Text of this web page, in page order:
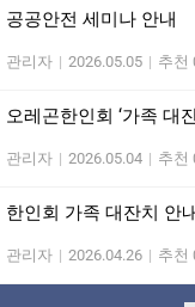
공공안전 세미나 안내
관리자 | 2026.05.05 | 추천
오레곤한인회 ‘가족 대
관리자 | 2026.05.04 | 추천
한인회 가족 대잔치 안
관리자 | 2026.04.26 | 추천